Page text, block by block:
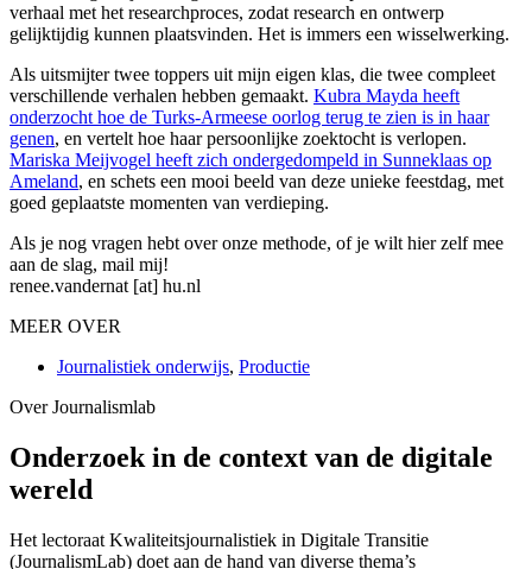
verhaal met het researchproces, zodat research en ontwerp
gelijktijdig kunnen plaatsvinden. Het is immers een wisselwerking.
Als uitsmijter twee toppers uit mijn eigen klas, die twee compleet
verschillende verhalen hebben gemaakt. Kubra Mayda heeft
onderzocht hoe de Turks-Armeese oorlog terug te zien is in haar
genen, en vertelt hoe haar persoonlijke zoektocht is verlopen.
Mariska Meijvogel heeft zich ondergedompeld in Sunneklaas op
Ameland, en schets een mooi beeld van deze unieke feestdag, met
goed geplaatste momenten van verdieping.
Als je nog vragen hebt over onze methode, of je wilt hier zelf mee
aan de slag, mail mij!
renee.vandernat [at] hu.nl
MEER OVER
Journalistiek onderwijs, Productie
Over Journalismlab
Onderzoek in de context van de digitale
wereld
Het lectoraat Kwaliteitsjournalistiek in Digitale Transitie
(JournalismLab) doet aan de hand van diverse thema’s